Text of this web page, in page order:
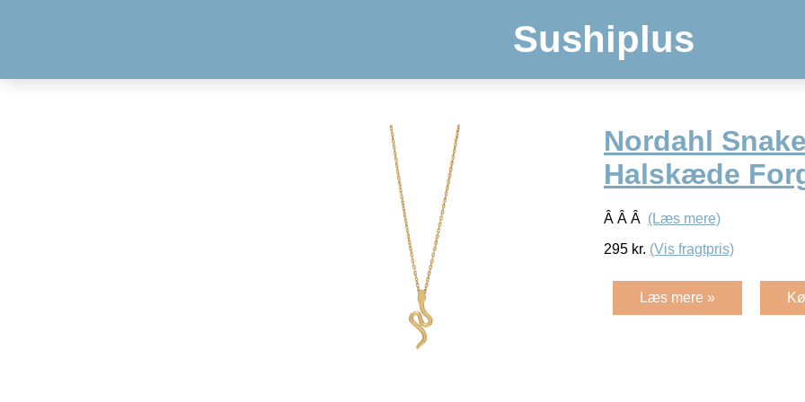
Sushiplus
Nordahl
Halskæde
Â Â Â (Læs mere)
295 kr. (Vis fragtpris)
Læs mere »